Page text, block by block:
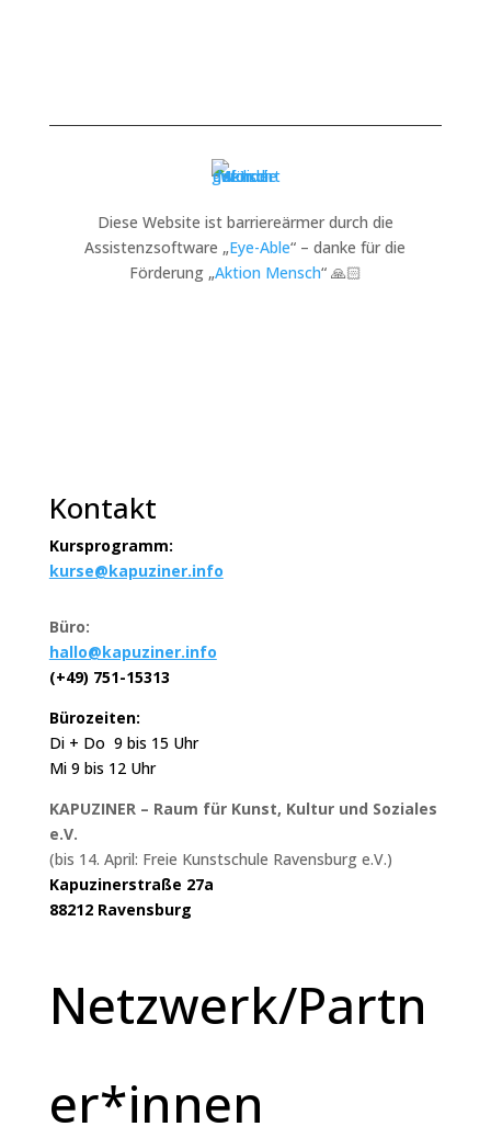
Diese Website ist barriereärmer durch die
Assistenzsoftware „Eye-Able“ – danke für die
Förderung „Aktion Mensch“ 🙏🏻
Kontakt
Kursprogramm:
kurse@kapuziner.info
Büro:
hallo@kapuziner.info
(+49) 751-15313
Bürozeiten:
Di + Do 9 bis 15 Uhr
Mi 9 bis 12 Uhr
KAPUZINER – Raum für Kunst, Kultur und Soziales
e.V.
(bis 14. April: Freie Kunstschule Ravensburg e.V.)
Kapuzinerstraße 27a
88212 Ravensburg
Netzwerk/Partn
er*innen